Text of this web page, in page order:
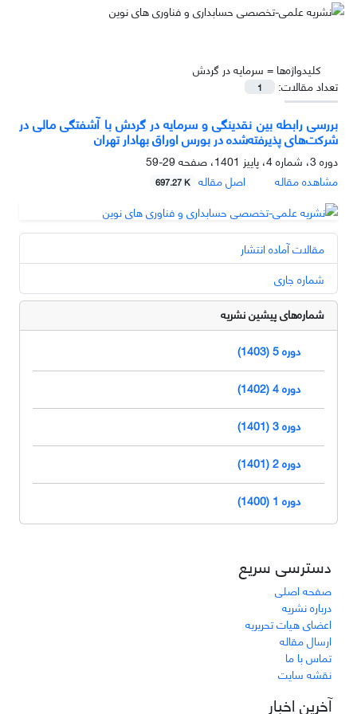
کلیدواژه‌ها = سرمایه در گردش
تعداد مقالات:
1
بررسی رابطه بین نقدینگی و سرمایه در گردش با آشفتگی مالی در
شرکت‌های پذیرفته‌شده در بورس اوراق بهادار تهران
دوره 3، شماره 4، پاییز 1401، صفحه
29-59
مشاهده مقاله
اصل مقاله 697.27 K
مقالات آماده انتشار
شماره جاری
شماره‌های پیشین نشریه
دوره 5 (1403)
دوره 4 (1402)
دوره 3 (1401)
دوره 2 (1401)
دوره 1 (1400)
دسترسی سریع
صفحه اصلی
درباره نشریه
اعضای هیات تحریریه
ارسال مقاله
تماس با ما
نقشه سایت
آخرین اخبار